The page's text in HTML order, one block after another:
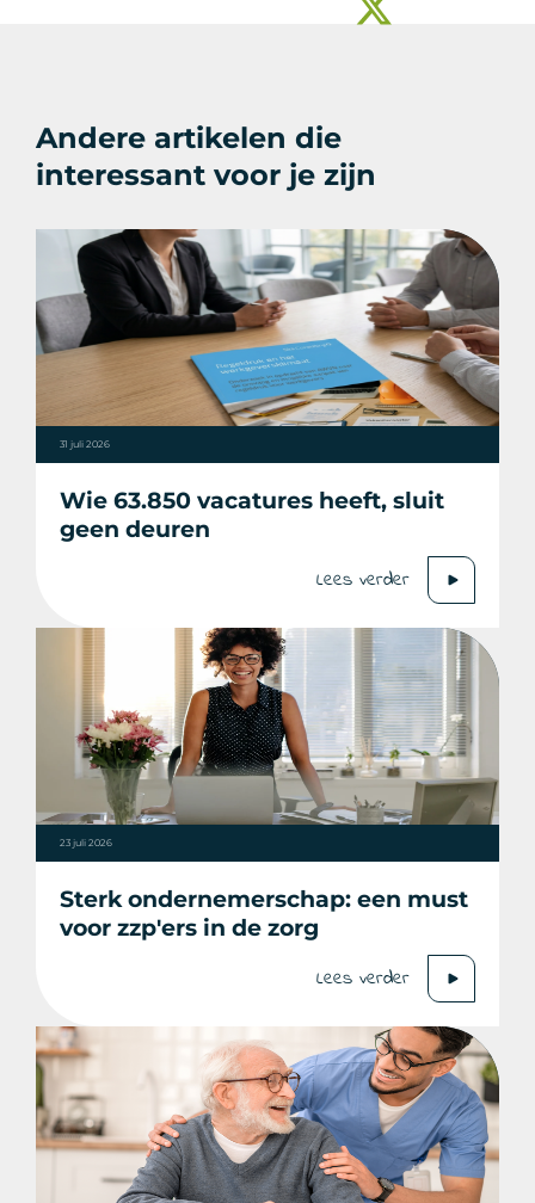
Andere artikelen die
interessant voor je zijn
31 juli 2026
Wie 63.850 vacatures heeft, sluit
geen deuren
Lees verder
23 juli 2026
Sterk ondernemerschap: een must
voor zzp'ers in de zorg
Lees verder